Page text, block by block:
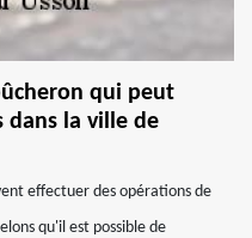
qui peut
dans la ville de
effectuer des opérations de
qu'il est possible de